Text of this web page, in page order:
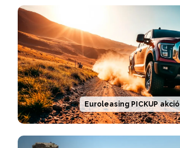
Euroleasing PICKUP akció